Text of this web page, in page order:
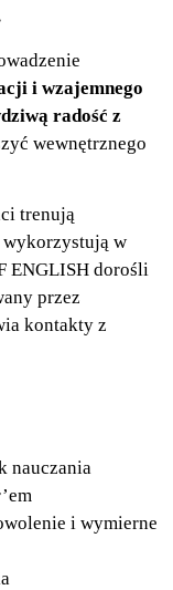
i wzajemnego
radość z
wewnętrznego
trenują
wykorzystują w
ENGLISH dorośli
przez
kontakty z
nauczania
i wymierne